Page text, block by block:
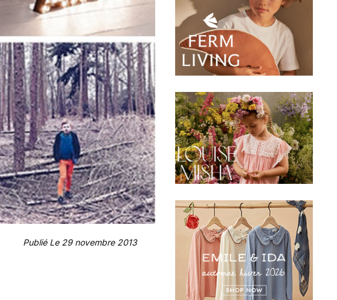
Publié Le 29 novembre 2013